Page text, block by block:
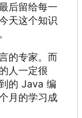
后留给每一
天这个知识
的专家。而
人一定很
的 Java 编
月的学习成